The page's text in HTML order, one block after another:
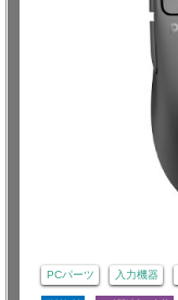
PCパーツ 入力機器